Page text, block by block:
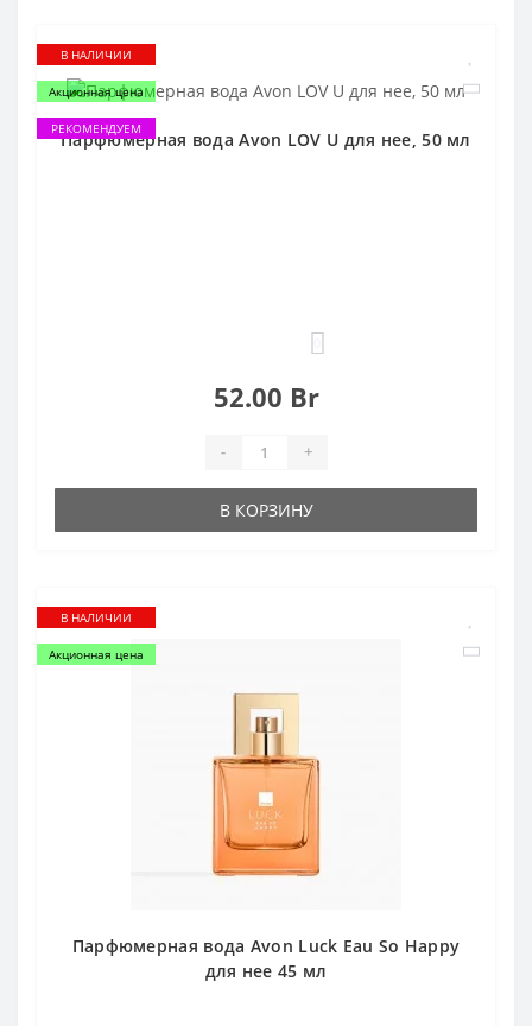
В НАЛИЧИИ
Акционная цена
РЕКОМЕНДУЕМ
Парфюмерная вода Avon LOV U для нее, 50 мл
52.00 Br
- +
В КОРЗИНУ
В НАЛИЧИИ
Акционная цена
Парфюмерная вода Avon Luck Eau So Happy
для нее 45 мл